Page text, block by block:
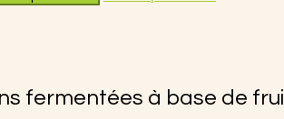
fermentées à base de